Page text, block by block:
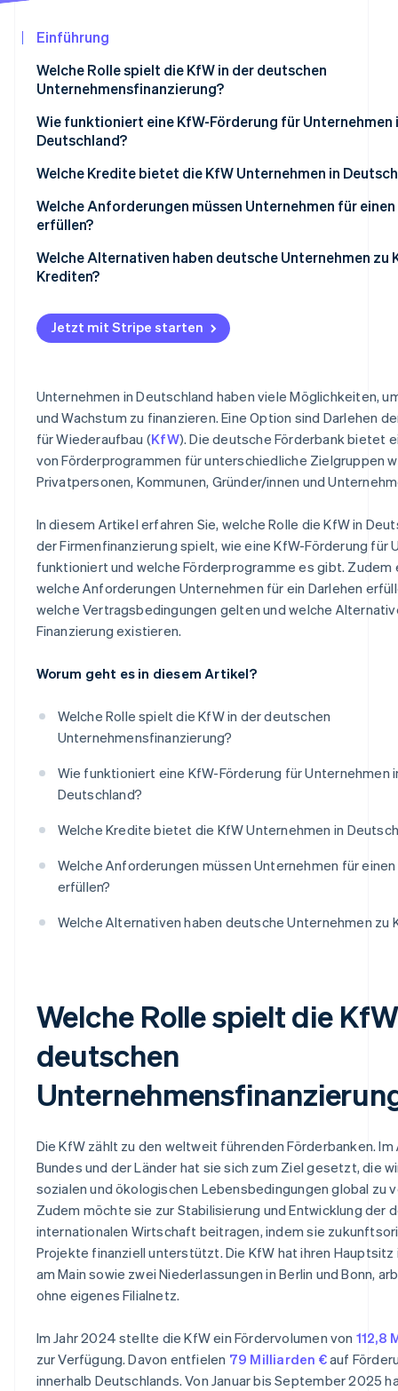
Atlas
Start-up-Gründung
Climate
CO₂-Entnahme
Identity
Online-Identitätsprüfung
Erfahren Sie, wie Stripe Lösungen für die
Stripe App-Marktplatz
Einführung
Welche Rolle spielt die KfW in der deutschen
Unternehmensfinanzierung?
Kreditangebote der KfW für Unternehmen
Wie funktioniert eine KfW-Förderung für Unternehmen
Deutschland?
Hürden für Unternehmen bei der Förderung
Welche Kredite bietet die KfW Unternehmen in
ERP-Gründerkredit – StartGeld
KfW-Förderkredit großer Mittelstand
Welche Anforderungen müssen Unternehmen für
erfüllen?
Businessplan und Projektbeschreibung
Administrativer Aufwand und Risiken
Welche Alternativen haben deutsche Unternehmen zu
Krediten?
Sonder- und Mischformen der Finanzierung
Jetzt mit Stripe starten
Unternehmen in Deutschland haben viele Möglichkeiten,
und Wachstum zu finanzieren. Eine Option sind Darlehen
für Wiederaufbau (KfW). Die deutsche Förderbank bietet
von Förderprogrammen für unterschiedliche Zielgruppen
Privatpersonen, Kommunen, Gründer/innen und
In diesem Artikel erfahren Sie, welche Rolle die KfW in
der Firmenfinanzierung spielt, wie eine KfW-Förderung für
funktioniert und welche Förderprogramme es gibt. Zudem
welche Anforderungen Unternehmen für ein Darlehen
welche Vertragsbedingungen gelten und welche
Finanzierung existieren.
Worum geht es in diesem Artikel?
Welche Rolle spielt die KfW in der deutschen
Unternehmensfinanzierung?
Wie funktioniert eine KfW-Förderung für Unternehmen
Deutschland?
Welche Kredite bietet die KfW Unternehmen in
Welche Anforderungen müssen Unternehmen für
erfüllen?
Welche Alternativen haben deutsche Unternehmen zu
Welche Rolle spielt die
deutschen
Die KfW zählt zu den weltweit führenden Förderbanken.
Bundes und der Länder hat sie sich zum Ziel gesetzt, die
sozialen und ökologischen Lebensbedingungen global zu
Zudem möchte sie zur Stabilisierung und Entwicklung der
internationalen Wirtschaft beitragen, indem sie
Projekte finanziell unterstützt. Die KfW hat ihren Hauptsitz
am Main sowie zwei Niederlassungen in Berlin und Bonn,
ohne eigenes Filialnetz.
Im Jahr 2024 stellte die KfW ein Fördervolumen von 112,8
zur Verfügung. Davon entfielen 79 Milliarden €auf
innerhalb Deutschlands. Von Januar bis September 2025